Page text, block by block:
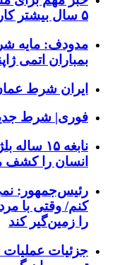
۵ سال بیشتر کار کنند
مدودف: مایه
بمباران اتمی
ایران شرط
فوری| شرط
نابغه
انسان را کشف
رئیس‌جمهور:
کنم/ وقتی با
را زمین‌گیر کند
جزئیات عملیات